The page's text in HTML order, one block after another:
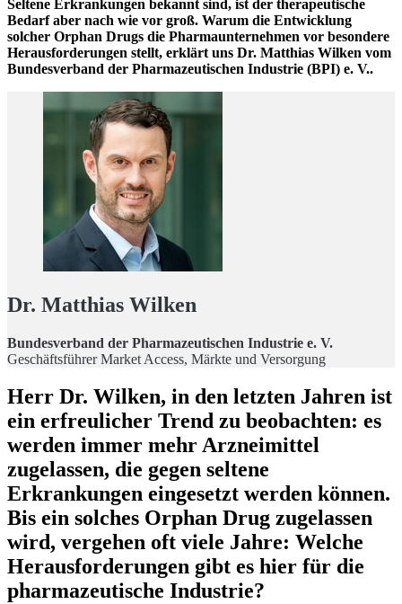
Seltene Erkrankungen bekannt sind, ist der therapeutische
Bedarf aber nach wie vor groß. Warum die Entwicklung
solcher Orphan Drugs die Pharmaunternehmen vor besondere
Herausforderungen stellt, erklärt uns Dr. Matthias Wilken vom
Bundesverband der Pharmazeutischen Industrie (BPI) e. V..
Dr. Matthias Wilken
Bundesverband der Pharmazeutischen Industrie e. V.
Geschäftsführer Market Access, Märkte und Versorgung
Herr Dr. Wilken, in den letzten Jahren ist
ein erfreulicher Trend zu beobachten: es
werden immer mehr Arzneimittel
zugelassen, die gegen seltene
Erkrankungen eingesetzt werden können.
Bis ein solches Orphan Drug zugelassen
wird, vergehen oft viele Jahre: Welche
Herausforderungen gibt es hier für die
pharmazeutische Industrie?